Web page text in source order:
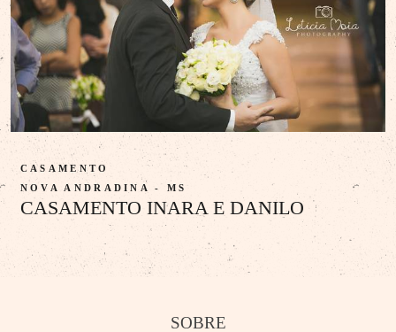
CASAMENTO INARA E DANILO
CASAMENTO
NOVA ANDRADINA - MS
SOBRE